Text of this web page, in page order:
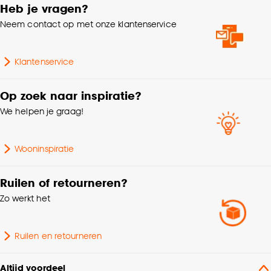
kan aanpassen, bekijk hiervoor onze
cookieverklaring.
Heb je vragen?
Neem contact op met onze klantenservice
Klantenservice
Op zoek naar inspiratie?
We helpen je graag!
Wooninspiratie
Ruilen of retourneren?
Zo werkt het
Ruilen en retourneren
Altijd voordeel